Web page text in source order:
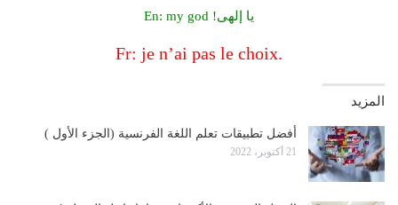
En: my god !يا إلهى
Fr: je n’ai pas le choix.
المزيد
أفضل تطبيقات تعلم اللغة الفرنسية (الجزء الأول )
21 أكتوبر، 2022